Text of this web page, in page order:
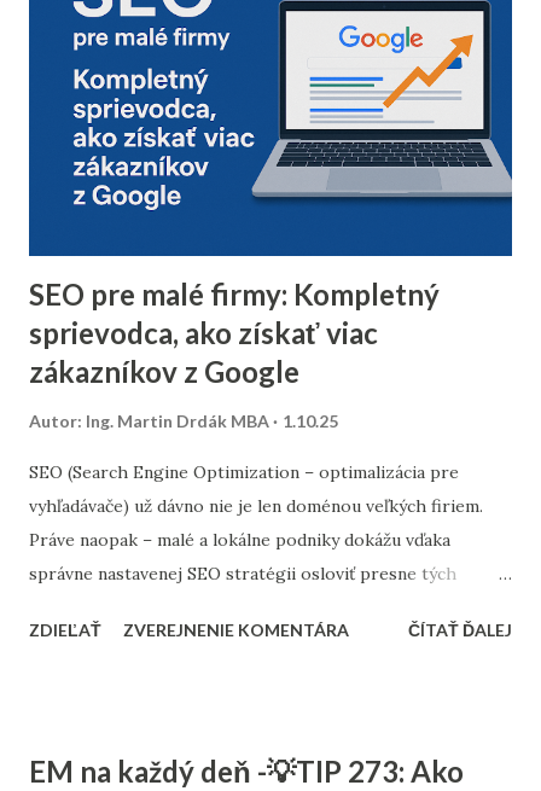
neoverených e-mailov vám pomôže zvýšiť mieru
doručiteľnosti a znížiť riziko, že vaše e-maily skončia v
spam priečinku. Zamerajte sa najmä na tých príjemcov, ktorí
dlhodobo neotvárali e-maily – zvážte, či má zmysel ich
osloviť špeciálnou reaktivačnou kampaňou, alebo ich radšej
úplne odstrániť z databázy. 2. Segmentácia kontaktov podľa
minuloročnej v...
SEO pre malé firmy: Kompletný
sprievodca, ako získať viac
zákazníkov z Google
Autor: Ing. Martin Drdák MBA 1.10.25
SEO (Search Engine Optimization – optimalizácia pre
vyhľadávače) už dávno nie je len doménou veľkých firiem.
Práve naopak – malé a lokálne podniky dokážu vďaka
správne nastavenej SEO stratégii osloviť presne tých
ako nastaviť SEO tak, aby fungovalo aj pri menšom
osloviť zákazníkov z celého Slovenska alebo len z vášho
ZDIEĽAŤ ZVEREJNENIE KOMENTÁRA ČÍTAŤ ĎALEJ
EM na každý deň -💡TIP 273: Ako